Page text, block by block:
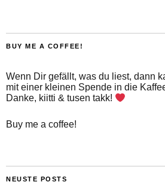
BUY ME A COFFEE!
Wenn Dir gefällt, was du liest, dann
mit einer kleinen Spende in die
Danke, kiitti & tusen takk!
Buy me a coffee!
NEUSTE POSTS